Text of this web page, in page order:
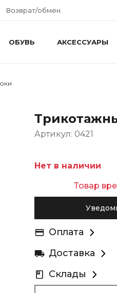
Возврат/обмен
ОБУВЬ АКСЕССУАРЫ
Артикул: 0421
Нет в наличии
Товар
Оплата
Доставка
Склады